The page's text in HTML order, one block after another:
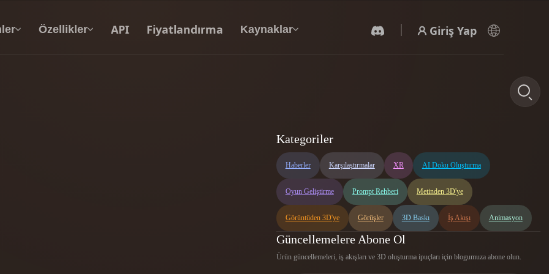
Özellikler API Fiyatlandırma Kaynaklar Giriş Yap
video oluşturun.
3D Mesh Düzenleyici
Kategoriler
Haberler Karşılaştırmalar XR AI Doku Oluşturma
Oyun Geliştirme Prompt Rehberi Metinden 3D'ye
Görüntüden 3D'ye Görüşler 3D Baskı İş Akışı Animasyon
Güncellemelere Abone Ol
Ürün güncellemeleri, iş akışları ve 3D oluşturma ipuçları için blogumuza abone olun.